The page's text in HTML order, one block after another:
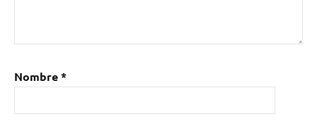
Nombre*